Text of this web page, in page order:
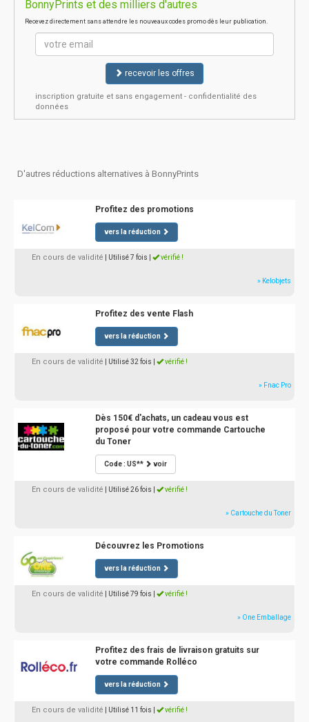
BonnyPrints et des milliers d'autres
Recevez directement sans attendre les nouveaux codes promo dès leur publication.
recevoir les offres
inscription gratuite et sans engagement - confidentialité des
données
D'autres réductions alternatives à BonnyPrints
Profitez des promotions
vers la réduction
En cours de validité | Utilisé 7 fois vérifié !
» Kelobjets
Profitez des vente Flash
vers la réduction
En cours de validité | Utilisé 32 fois vérifié !
» Fnac Pro
Dès 150€ d'achats, un cadeau vous est
proposé pour votre commande Cartouche
du Toner
Code : US** voir
En cours de validité | Utilisé 26 fois vérifié !
» Cartouche du Toner
Découvrez les Promotions
vers la réduction
En cours de validité | Utilisé 79 fois vérifié !
» One Emballage
Profitez des frais de livraison gratuits sur
votre commande Rolléco
vers la réduction
En cours de validité | Utilisé 11 fois vérifié !